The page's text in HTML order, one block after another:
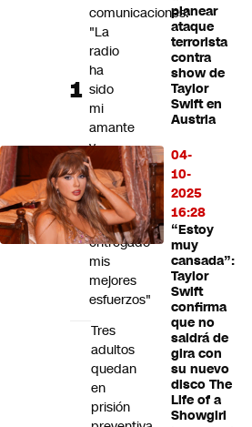
planear
ataque
terrorista
contra
show de
Taylor
Swift en
Austria
04-
10-
2025
16:28
“Estoy
muy
cansada”:
Taylor
Swift
confirma
que no
saldrá de
gira con
su nuevo
disco The
Life of a
Showgirl
comunicaciones:
"La
radio
ha
sido
mi
amante
y
a
ella
le
he
entregado
mis
mejores
esfuerzos"
Tres
adultos
quedan
en
prisión